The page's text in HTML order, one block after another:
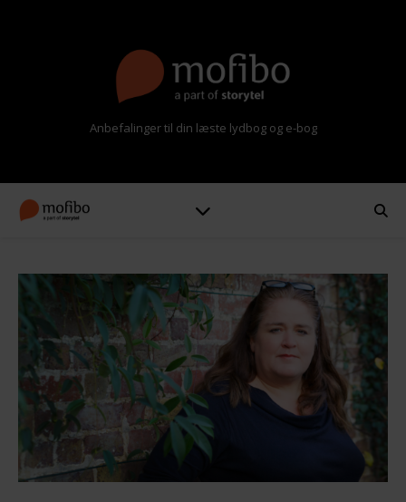
Anbefalinger til din læste lydbog og e-bog